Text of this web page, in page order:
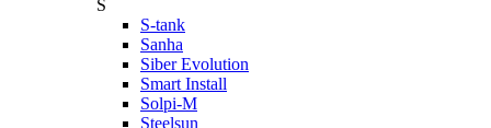
S
S-tank
Sanha
Siber Evolution
Smart Install
Solpi-M
Steelsun